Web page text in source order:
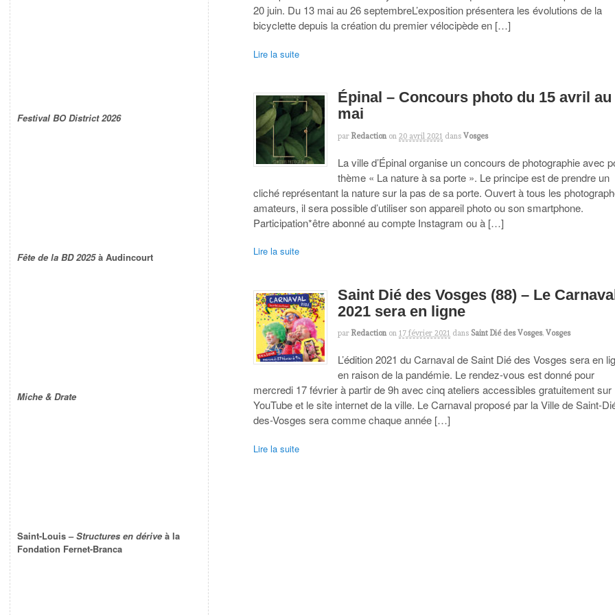
20 juin. Du 13 mai au 26 septembreL’exposition présentera les évolutions de la
bicyclette depuis la création du premier vélocipède en […]
Lire la suite
Épinal – Concours photo du 15 avril au
mai
par Redaction on 20 avril 2021 dans Vosges
La ville d’Épinal organise un concours de photographie avec
thème « La nature à sa porte ». Le principe est de prendre un
cliché représentant la nature sur la pas de sa porte. Ouvert à tous les
amateurs, il sera possible d’utiliser son appareil photo ou son smartphone.
Participation*être abonné au compte Instagram ou à […]
Lire la suite
Saint Dié des Vosges (88) – Le
2021 sera en ligne
par Redaction on 17 février 2021 dans Saint Dié des Vosges,Vosges
L’édition 2021 du Carnaval de Saint Dié des Vosges sera en
en raison de la pandémie. Le rendez-vous est donné pour
mercredi 17 février à partir de 9h avec cinq ateliers accessibles gratuitement sur
YouTube et le site internet de la ville. Le Carnaval proposé par la Ville de Saint-
des-Vosges sera comme chaque année […]
Lire la suite
Festival BO District 2026
Fête de la BD 2025à Audincourt
Miche & Drate
Saint-Louis –Structures en dérive à la
Fondation Fernet-Branca